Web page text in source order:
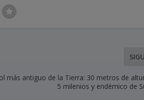
más antiguo de la Tierra: 30 metros de
5 milenios y endémico de